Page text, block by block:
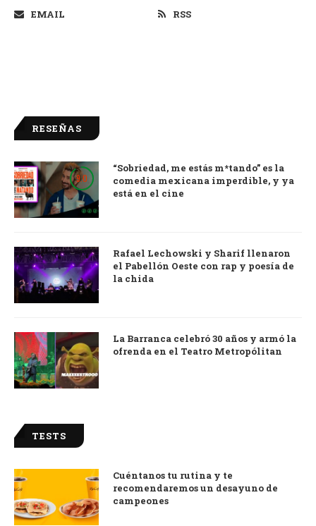
EMAIL
RSS
RESEÑAS
9.0
“Sobriedad, me estás m*tando” es la
comedia mexicana imperdible, y ya
está en el cine
Rafael Lechowski y Sharif llenaron
el Pabellón Oeste con rap y poesía de
la chida
La Barranca celebró 30 años y armó la
ofrenda en el Teatro Metropólitan
TESTS
Cuéntanos tu rutina y te
recomendaremos un desayuno de
campeones